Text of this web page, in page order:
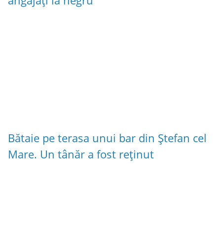
Bătaie pe terasa unui bar din Ștefan cel
Mare. Un tânăr a fost reținut